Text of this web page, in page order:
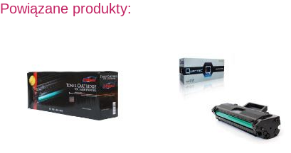
Powiązane produkty: